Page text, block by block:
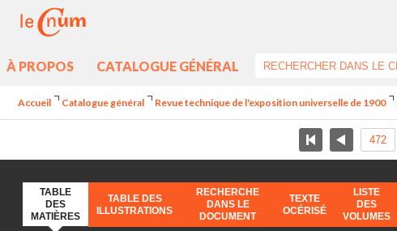
À PROPOS CATALOGUE GÉNÉRAL
Accueil Catalogue général Revue technique de l'exposition universelle de 1900
TABLE
DES
MATIÈRES
TABLE DES
ILLUSTRATIONS
RECHERCHE
DANS LE
DOCUMENT
TEXTE
OCÉRISÉ
LISTE
DES
VOLUMES